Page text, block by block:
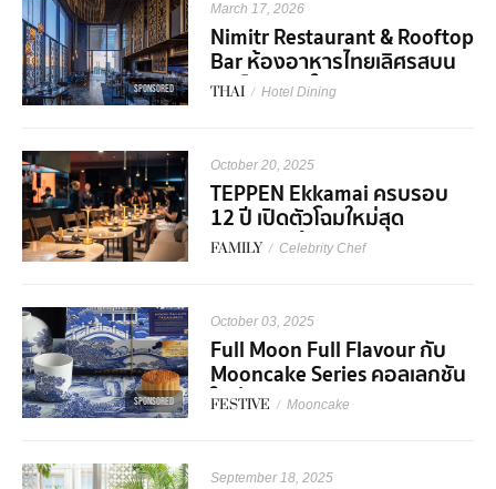
SPONSORED
March 17, 2026
Nimitr Restaurant & Rooftop
Bar ห้องอาหารไทยเลิศรสบน
รูฟท็อปบาร์ใจกลางเมือง
THAI / Hotel Dining
October 20, 2025
TEPPEN Ekkamai ครบรอบ
12 ปี เปิดตัวโฉมใหม่สุด
พรีเมียมพร้อม Collaboration
FAMILY / Celebrity Chef
SPONSORED
October 03, 2025
Full Moon Full Flavour กับ
Mooncake Series คอลเลกชัน
ใหม่จาก S&P
FESTIVE / Mooncake
September 18, 2025